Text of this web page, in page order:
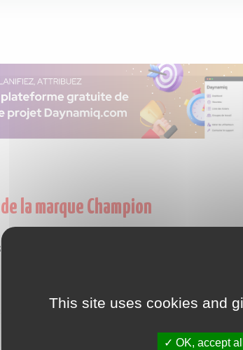
la marque Champion
pour Homme, Femme et Enfant
This site uses cookies and
OK, accept all